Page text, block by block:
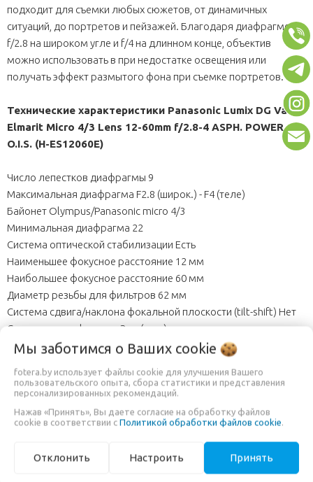
подходит для съемки любых сюжетов, от динамичных
ситуаций, до портретов и пейзажей. Благодаря диафрагме
f/2.8 на широком угле и f/4 на длинном конце, объектив
можно использовать в при недостатке освещения или
получать эффект размытого фона при съемке портретов.
Технические характеристики Panasonic Lumix DG Vario-
Elmarit Micro 4/3 Lens 12-60mm f/2.8-4 ASPH. POWER
O.I.S. (H-ES12060E)
Число лепестков диафрагмы 9
Максимальная диафрагма F2.8 (широк.) - F4 (теле)
Байонет Olympus/Panasonic micro 4/3
Минимальная диафрагма 22
Система оптической стабилизации Есть
Наименьшее фокусное расстояние 12 мм
Наибольшее фокусное расстояние 60 мм
Диаметр резьбы для фильтров 62 мм
Система сдвига/наклона фокальной плоскости (tilt-shift) Нет
Система трансфокации Зум (есть)
Привод автофокусировки Обычный
элементов в 12 группах (4 асферических линзы, 12 линзы со
сверхнизкой дисперсией)
Максимальное увеличение: приблизительно 0.3x / 0.6x
(эквивалент для объектива 35 мм)
Диагональный угол поля зрения: от 84° (широкоуг.) до 20°
(теле)
Мы заботимся о Ваших cookie
fotera.by использует файлы cookie для улучшения Вашего
пользовательского опыта, сбора статистики и представления
персонализированных рекомендаций.
Нажав «Принять», Вы даете согласие на обработку файлов
cookie в соответствии с Политикой обработки файлов cookie.
Отклонить Настроить Принять